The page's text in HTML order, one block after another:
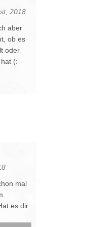
2018
aber
ob es
oder
(:
mal
es dir